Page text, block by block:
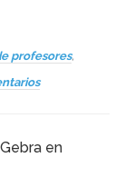
profesores,
en